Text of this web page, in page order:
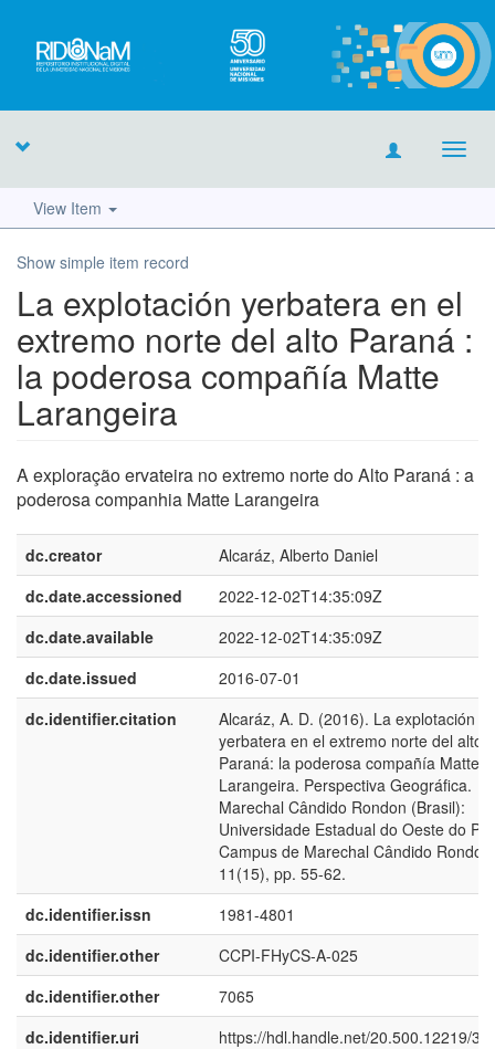
View Item
Show simple item record
La explotación yerbatera en el
extremo norte del alto Paraná :
la poderosa compañía Matte
Larangeira
A exploração ervateira no extremo norte do Alto Paraná : a
poderosa companhia Matte Larangeira
dc.creator
Alcaráz, Alberto Daniel
dc.date.accessioned
2022-12-02T14:35:09Z
dc.date.available
2022-12-02T14:35:09Z
dc.date.issued
2016-07-01
dc.identifier.citation
Alcaráz, A. D. (2016). La explotación
yerbatera en el extremo norte del alto
Paraná: la poderosa compañía Matte
Larangeira. Perspectiva Geográfica.
Marechal Cândido Rondon (Brasil):
Universidade Estadual do Oeste do
Campus de Marechal Cândido Rondon;
11(15), pp. 55-62.
dc.identifier.issn
1981-4801
dc.identifier.other
CCPI-FHyCS-A-025
dc.identifier.other
7065
dc.identifier.uri
https://hdl.handle.net/20.500.12219/